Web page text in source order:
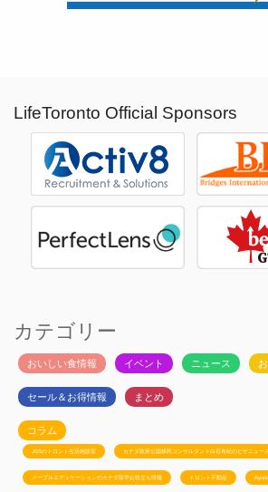
LifeToronto Official Sponsors
カテゴリー
おいしい食情報 イベント ニュース
セール＆お得情報 まとめ
コラム
JSSのトロント生活相談室 カナダ政府公認移民コンサルタント白石有紀のビザニュース
メープルエデュケーションのカナダ留学お役立ち情報 トロント不動産